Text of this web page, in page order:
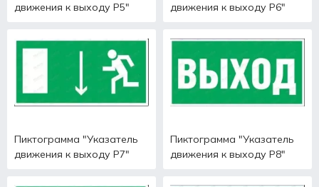
движения к выходу Р5"
движения к выходу Р6"
Пиктограмма "Указатель
движения к выходу Р7"
Пиктограмма "Указатель
движения к выходу Р8"